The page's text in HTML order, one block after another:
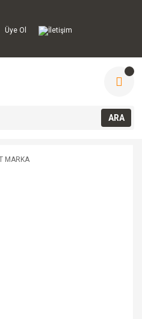
Üye Ol İletişim
ARA